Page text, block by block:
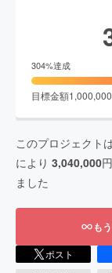
304%達成
目標金額1,000,000
このプロジェクトは
により 3,040,000
ました
も
ポスト